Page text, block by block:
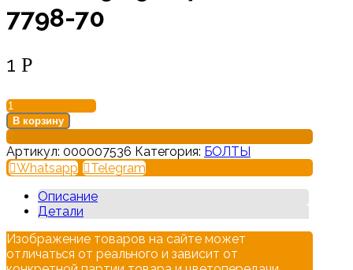
7798-70
1 Р
В корзину
Артикул: 000007536 Категория: БОЛТЫ
Whatsapp
Telegram
Описание
Детали
Изображение товаров на сайте может
отличаться от реального и зависит от